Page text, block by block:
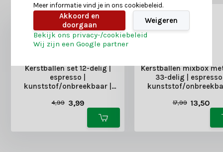
Kerstballen set 12-delig |
espresso |
kunststof/onbreekbaar |
4,99 3,99
Kerstballen mixbox
33-delig |
kunststof/
17,99 13,50
Meer informatie vind je in ons cookiebeleid.
Akkoord en
doorgaan
Weigeren
Bekijk ons privacy-/cookiebeleid
Wij zijn een Google partner